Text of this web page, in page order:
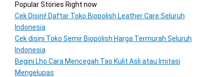
Popular Stories Right now
Cek Disini! Daftar Toko Biopolish Leather Care Seluruh
Indonesia
Cek disini Toko Semir Biopolish Harga Termurah Seluruh
Indonesia
Begini Lho Cara Mencegah Tas Kulit Asli atau Imitasi
Mengelupas